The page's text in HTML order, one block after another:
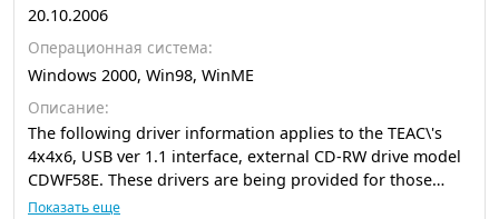
20.10.2006
Операционная система:
Windows 2000, Win98, WinME
Описание:
The following driver information applies to the TEAC\'s
4x4x6, USB ver 1.1 interface, external CD-RW drive model
CDWF58E. These drivers are being provided for those
users that do not have access to a floppy disk drive, thus
Показать еще